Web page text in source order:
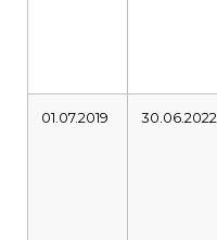
01.07.2019 30.06.2022